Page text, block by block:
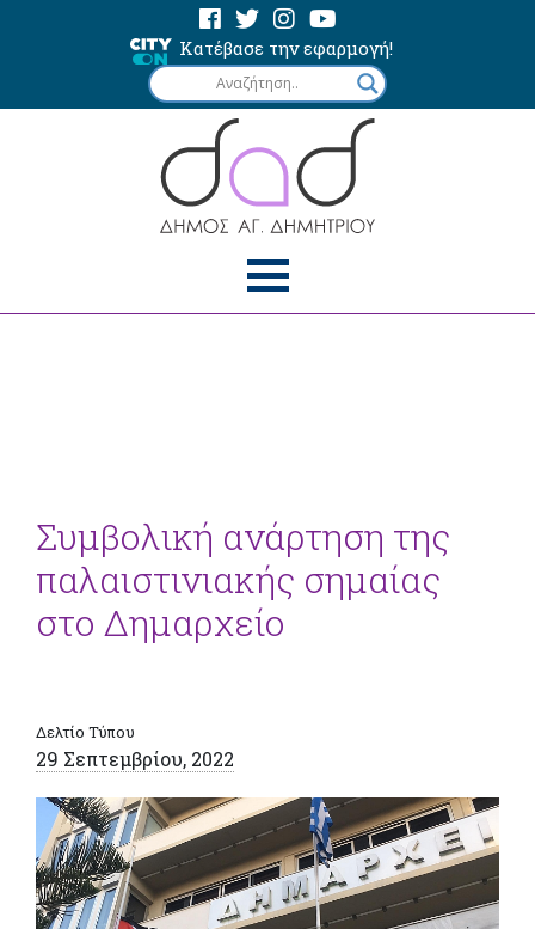
Κατέβασε την εφαρμογή!
Συμβολική ανάρτηση της
παλαιστινιακής σημαίας
στο Δημαρχείο
Δελτίο Τύπου
29 Σεπτεμβρίου, 2022